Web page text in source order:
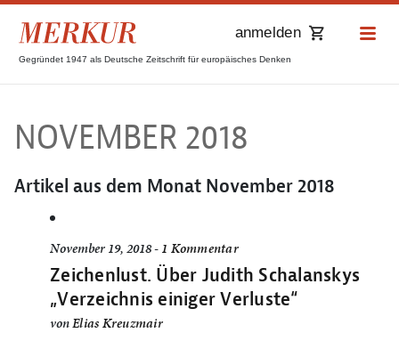
Gegründet 1947 als Deutsche Zeitschrift für europäisches Denken
anmelden
NOVEMBER 2018
Artikel aus dem Monat November 2018
November 19, 2018 - 1 Kommentar
Zeichenlust. Über Judith Schalanskys
„Verzeichnis einiger Verluste“
vonElias Kreuzmair